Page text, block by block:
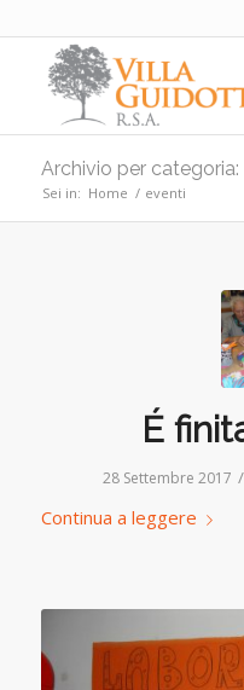
Archivio per categoria:
Sei in: Home / eventi
É
28 Settembre 2017 /
Continua a leggere